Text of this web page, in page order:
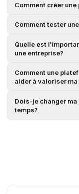
Comment créer
Comment tester
Quelle est
une entreprise?
Comment une
aider à valoriser
Dois-je changer
temps?